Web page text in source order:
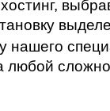
у нашего
любой